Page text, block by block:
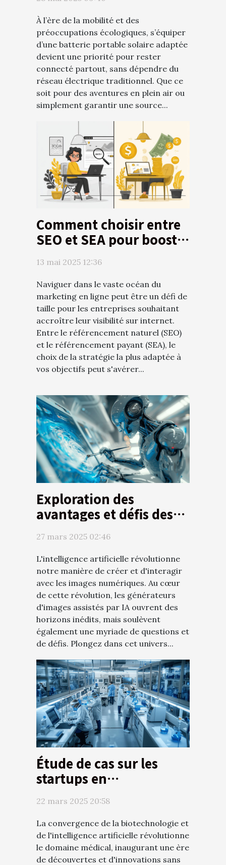
vos besoins
À l’ère de la mobilité et des
préoccupations écologiques, s’équiper
d’une batterie portable solaire adaptée
devient une priorité pour rester
connecté partout, sans dépendre du
réseau électrique traditionnel. Que ce
soit pour des aventures en plein air ou
simplement garantir une source...
Comment choisir entre
SEO et SEA pour booster
votre activité en ligne
13 mai 2025 12:36
Naviguer dans le vaste océan du
marketing en ligne peut être un défi de
taille pour les entreprises souhaitant
accroître leur visibilité sur internet.
Entre le référencement naturel (SEO)
et le référencement payant (SEA), le
choix de la stratégie la plus adaptée à
vos objectifs peut s'avérer...
Exploration des
avantages et défis des
générateurs d'images
assistés par IA
27 mars 2025 02:46
L'intelligence artificielle révolutionne
notre manière de créer et d'interagir
avec les images numériques. Au cœur
de cette révolution, les générateurs
d'images assistés par IA ouvrent des
horizons inédits, mais soulèvent
également une myriade de questions et
de défis. Plongez dans cet univers...
Étude de cas sur les
startups en
biotechnologie qui
transforment le paysage
médical avec
l'intelligence artificielle
22 mars 2025 20:58
La convergence de la biotechnologie et
de l'intelligence artificielle révolutionne
le domaine médical, inaugurant une ère
de découvertes et d'innovations sans